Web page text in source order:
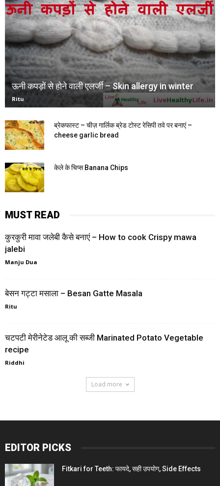
ऊनी कपड़ों से होने वाली एलर्जी – Skin allergy in winter
Ritu
ब्रेकफास्ट – चीज़ गार्लिक ब्रेड टोस्ट रेसिपी तवे पर बनाएं –
cheese garlic bread
केले के चिप्स Banana Chips
MUST READ
कुरकुरी मावा जलेबी कैसे बनाएं – How to cook Crispy mawa
jalebi
Manju Dua
बेसन गट्टा मसाला – Besan Gatte Masala
Ritu
चटपटी मेरीनेटेड आलू की सब्जी Marinated Potato Vegetable
recipe
Riddhi
Load more
EDITOR PICKS
Fitkari for Teeth: फायदे, सही उपयोग, Side Effects